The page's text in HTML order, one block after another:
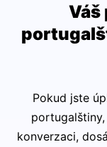
Váš
Pokud jste
konverzaci,